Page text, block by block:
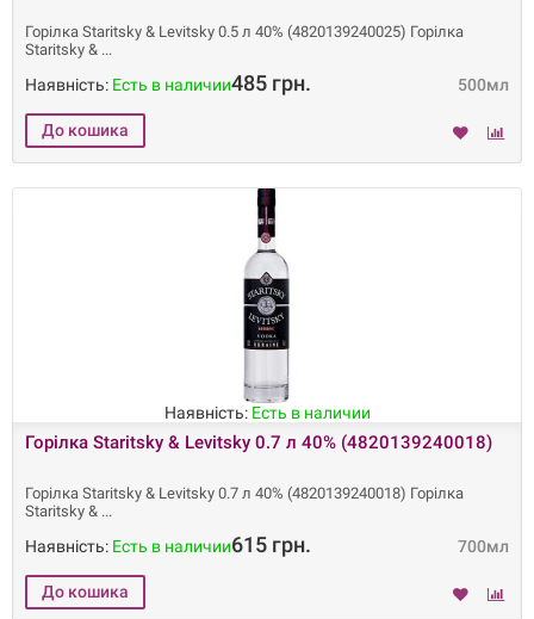
Горілка Staritsky & Levitsky 0.5 л 40% (4820139240025) Горілка
Staritsky &
500мл
Наявність: Есть в наличии485 грн.
Наявність: Есть в наличии
Горілка Staritsky & Levitsky 0.7 л 40% (4820139240018)
Горілка Staritsky & Levitsky 0.7 л 40% (4820139240018) Горілка
Staritsky &
700мл
Наявність: Есть в наличии615 грн.